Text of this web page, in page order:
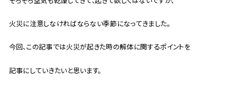
火災に注意しなければならない季節になってきました。
今回、この記事では火災が起きた時の解体に関するポイントを
記事にしていきたいと思います。